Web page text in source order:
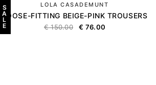
S
A
L
E
LOLA CASADEMUNT
LOOSE-FITTING BEIGE-PINK TROUSERS
€150.00 € 76.00